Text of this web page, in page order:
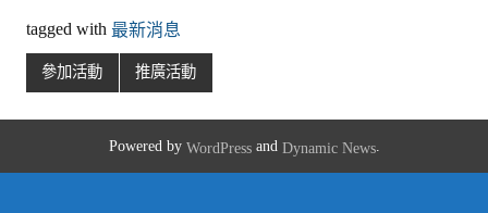
tagged with 最新消息
參加活動 推廣活動
Powered by WordPressand Dynamic News.